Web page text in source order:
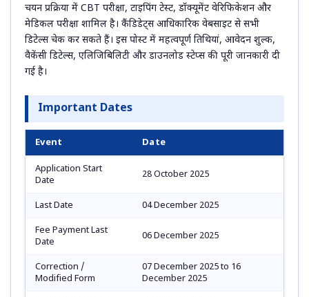
चयन प्रक्रिया में CBT परीक्षा, टाइपिंग टेस्ट, डॉक्यूमेंट वेरिफिकेशन और
मेडिकल परीक्षा शामिल है। कैंडिडेट्स आधिकारिक वेबसाइट से सभी
डिटेल्स चेक कर सकते हैं। इस पोस्ट में महत्वपूर्ण तिथियां, आवेदन शुल्क,
वैकेंसी डिटेल्स, एलिजिबिलिटी और डाउनलोड स्टेप्स की पूरी जानकारी दी
गई है।
Important Dates
Event Date
Application Start
Date
28 October 2025
Last Date 04 December 2025
Fee Payment Last
Date
06 December 2025
Correction /
Modified Form
07 December 2025 to 16
December 2025